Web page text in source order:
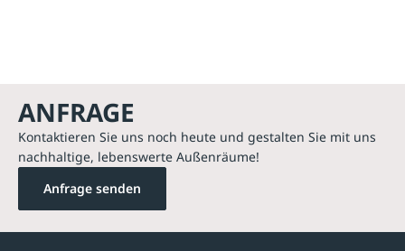
ANFRAGE
Kontaktieren Sie uns noch heute und gestalten Sie mit uns
nachhaltige, lebenswerte Außenräume!
Anfrage senden